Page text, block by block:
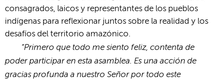
consagrados, laicos y representantes de los pueblos
indígenas para reflexionar juntos sobre la realidad y los
desafíos del territorio amazónico.
“Primero que todo me siento feliz, contenta de
poder participar en esta asamblea. Es una acción de
gracias profunda a nuestro Señor por todo este